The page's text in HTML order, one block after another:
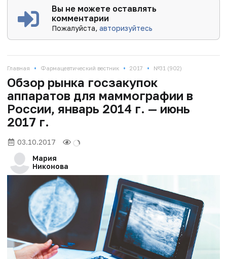
Вы не можете оставлять
комментарии
Пожалуйста,авторизуйтесь
Главная • Фармацевтический вестник • 2017 • №31 (902)
Обзор рынка госзакупок
аппаратов для маммографии в
России, январь 2014 г. — июнь
2017 г.
03.10.2017
Мария
Никонова